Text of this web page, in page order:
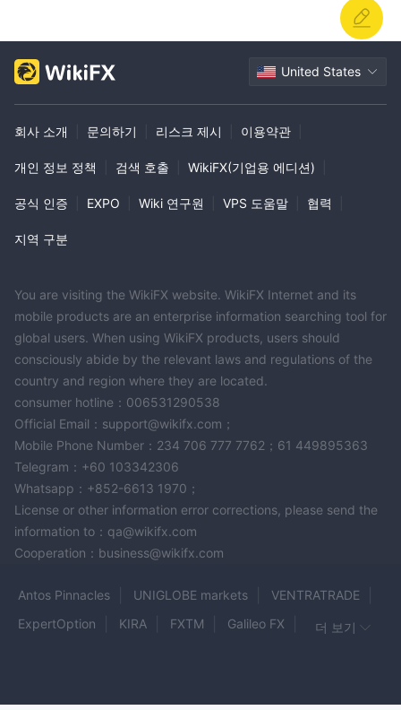
United States
회사 소개 문의하기 리스크 제시 이용약관
개인 정보 정책 검색 호출 WikiFX(기업용 에디션)
공식 인증 EXPO Wiki 연구원 VPS 도움말 협력
지역 구분
You are visiting the WikiFX website. WikiFX Internet and its
mobile products are an enterprise information searching tool for
global users. When using WikiFX products, users should
consciously abide by the relevant laws and regulations of the
country and region where they are located.
consumer hotline：006531290538
Official Email：support@wikifx.com；
Mobile Phone Number：234 706 777 7762；61 449895363
Telegram：+60 103342306
Whatsapp：+852-6613 1970；
License or other information error corrections, please send the
information to：qa@wikifx.com
Cooperation：business@wikifx.com
Antos Pinnacles UNIGLOBE markets
VENTRATRADE
ExpertOption
KIRA FXTM
Galileo FX
더 보기